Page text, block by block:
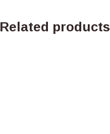
Related products